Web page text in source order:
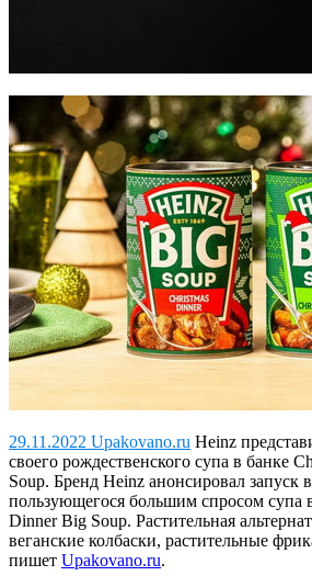
29.11.2022 Upakovano.ru Heinz
своего рождественского супа в банке
Soup. Бренд Heinz анонсировал запуск
пользующегося большим спросом супа
Dinner Big Soup. Растительная
веганские колбаски, растительные
пишет Upakovano.ru.